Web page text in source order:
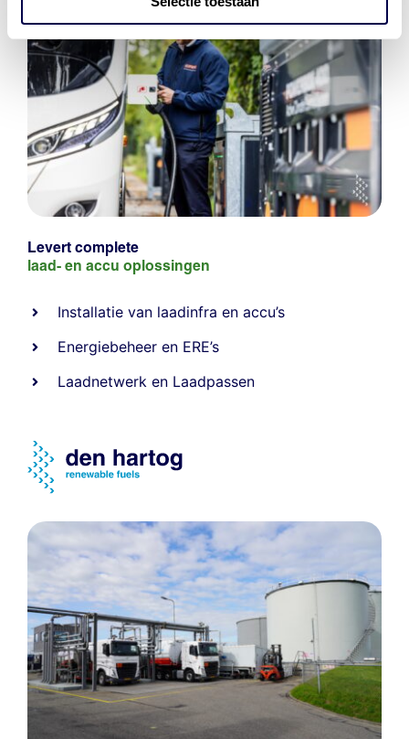
Levert complete
laad- en accu oplossingen
Installatie van laadinfra en accu’s
Energiebeheer en ERE’s
Laadnetwerk en Laadpassen